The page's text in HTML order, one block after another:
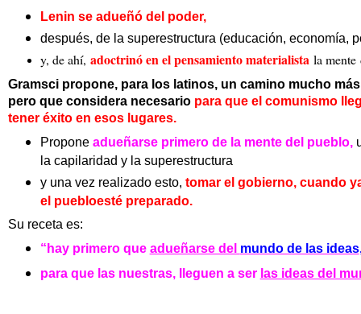
Lenin se adueñó del poder,
después, de la superestructura (educación, economía,
y, de ahí, adoctrinó en el pensamiento materialista la mente
Gramsci propone, para los latinos, un camino mucho
pero que considera necesario para que el comunismo
tener éxito en esos lugares.
Propone adueñarse primero de la mente del pueblo,
la capilaridad y la superestructura
y una vez realizado esto, tomar el gobierno, cuando
el puebloesté preparado.
Su receta es:
“hay primero que adueñarse del mundo de las ideas
para que las nuestras, lleguen a ser las ideas del